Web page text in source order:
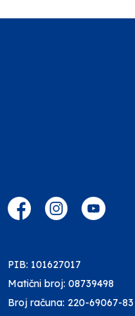
PIB: 101627017
Matični broj: 08739498
Broj računa: 220-69067-83